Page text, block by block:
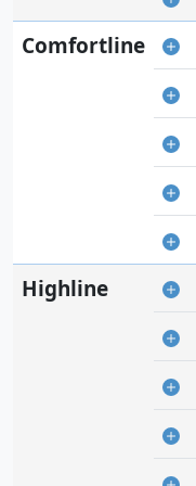
Comfortline
Highline